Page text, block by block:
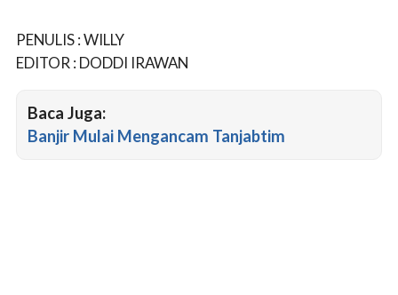
PENULIS : WILLY
EDITOR : DODDI IRAWAN
Baca Juga:
Banjir Mulai Mengancam Tanjabtim